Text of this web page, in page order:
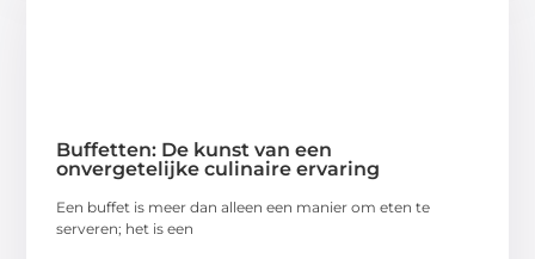
Buffetten: De kunst van een
onvergetelijke culinaire ervaring
Een buffet is meer dan alleen een manier om eten te
serveren; het is een